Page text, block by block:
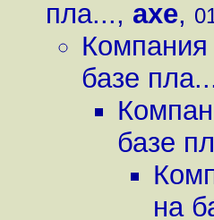
пла..., axe,
Компания
базе
базе
на